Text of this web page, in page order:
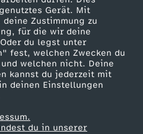
Gerät. Mit
Zustimmung zu
für die wir deine
du legst unter
fest, welchen Zwecken du
welchen nicht. Deine
kannst du jederzeit mit
deinen Einstellungen
du in unserer